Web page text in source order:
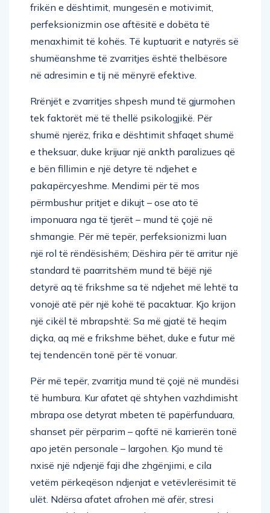
frikën e dështimit, mungesën e motivimit,
perfeksionizmin ose aftësitë e dobëta të
menaxhimit të kohës. Të kuptuarit e natyrës së
shumëanshme të zvarritjes është thelbësore
në adresimin e tij në mënyrë efektive.
Rrënjët e zvarritjes shpesh mund të gjurmohen
tek faktorët më të thellë psikologjikë. Për
shumë njerëz, frika e dështimit shfaqet shumë
e theksuar, duke krijuar një ankth paralizues që
e bën fillimin e një detyre të ndjehet e
pakapërcyeshme. Mendimi për të mos
përmbushur pritjet e dikujt – ose ato të
imponuara nga të tjerët – mund të çojë në
shmangie. Për më tepër, perfeksionizmi luan
një rol të rëndësishëm; Dëshira për të arritur një
standard të paarritshëm mund të bëjë një
detyrë aq të frikshme sa të ndjehet më lehtë ta
vonojë atë për një kohë të pacaktuar. Kjo krijon
një cikël të mbrapshtë: Sa më gjatë të heqim
diçka, aq më e frikshme bëhet, duke e futur më
tej tendencën tonë për të vonuar.
Për më tepër, zvarritja mund të çojë në mundësi
të humbura. Kur afatet që shtyhen vazhdimisht
mbrapa ose detyrat mbeten të papërfunduara,
shanset për përparim – qoftë në karrierën tonë
apo jetën personale – largohen. Kjo mund të
nxisë një ndjenjë faji dhe zhgënjimi, e cila
vetëm përkeqëson ndjenjat e vetëvlerësimit të
ulët. Ndërsa afatet afrohen më afër, stresi